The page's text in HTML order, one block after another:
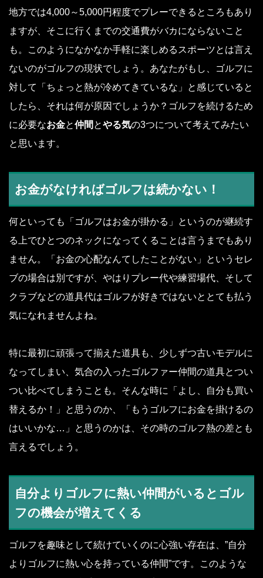
地方では4,000～5,000円程度でプレーできるところもあり
ますが、そこに行くまでの交通費がバカにならないこと
も。このようになかなか手軽に楽しめるスポーツとは言え
ないのがゴルフの現状でしょう。あなたがもし、ゴルフに
対して「ちょっと熱が冷めてきているな」と感じていると
したら、それは何が原因でしょうか？ゴルフを続けるため
に必要なお金と仲間 とやる気の3つについて考えてみたい
と思います。
お金がなければゴルフは続かない！
何といっても「ゴルフはお金が掛かる」というのが継続す
る上でひとつのネックになってくることは言うまでもあり
ません。「お金の心配なんてしたことがない」というセレ
ブの場合は別ですが、やはりプレー代や練習場代、そして
クラブなどの道具代はゴルフが好きではないととても払う
気になれませんよね。
特に最初に頑張って揃えた道具も、少しずつ古いモデルに
なってしまい、気合の入ったゴルファー仲間の道具とつい
つい比べてしまうことも。そんな時に「よし、自分も買い
替えるか！」と思うのか、「もうゴルフにお金を掛けるの
はいいかな…」と思うのかは、その時のゴルフ熱の差とも
言えるでしょう。
自分よりゴルフに熱い仲間がいるとゴル
フの機会が増えてくる
ゴルフを趣味として続けていくのに心強い存在は、”自分
よりゴルフに熱い心を持っている仲間”です。このような